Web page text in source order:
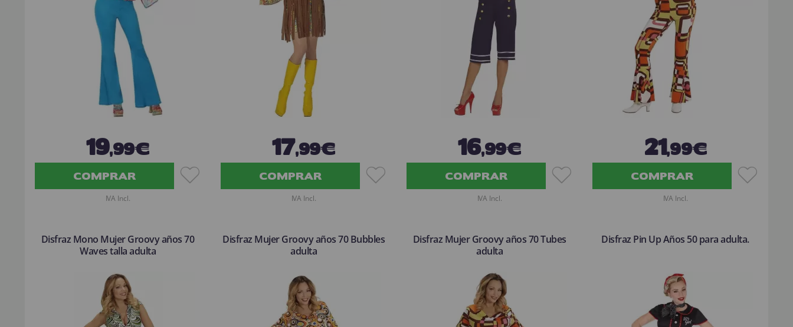
19,99€
COMPRAR
IVA Incl.
17,99€
COMPRAR
IVA Incl.
16,99€
COMPRAR
IVA Incl.
21,99€
COMPRAR
IVA Incl.
Disfraz Mono Mujer Groovy años 70
Waves talla adulta
Disfraz Mujer Groovy años 70 Bubbles
adulta
Disfraz Mujer Groovy años 70 Tubes
adulta
Disfraz Pin Up Años 50 para adulta.